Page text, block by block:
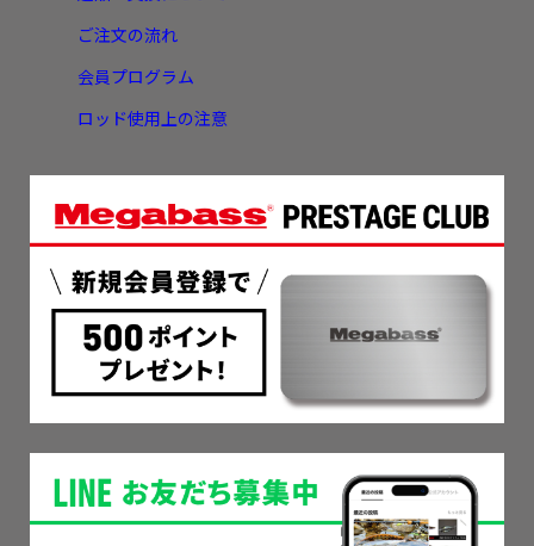
ご注文の流れ
会員プログラム
ロッド使用上の注意